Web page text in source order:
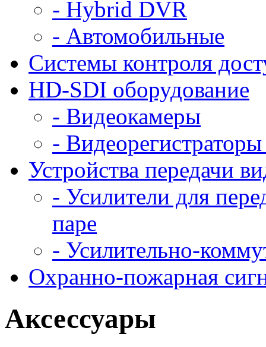
- Hybrid DVR
- Автомобильные
Системы контроля
HD-SDI оборудование
- Видеокамеры
-
Устройства передачи
- Усилители для
паре
- Усилительно-
Охранно-пожарная
Аксессуары